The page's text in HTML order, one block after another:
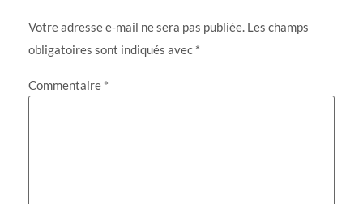
Votre adresse e-mail ne sera pas publiée. Les champs
obligatoires sont indiqués avec *
Commentaire *